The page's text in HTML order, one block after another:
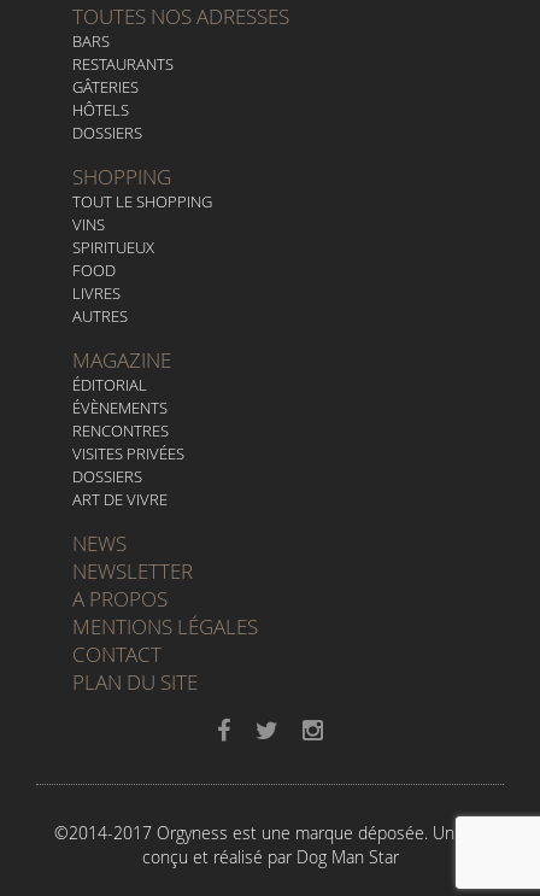
TOUTES NOS ADRESSES
BARS
RESTAURANTS
GÂTERIES
HÔTELS
DOSSIERS
SHOPPING
TOUT LE SHOPPING
VINS
SPIRITUEUX
FOOD
LIVRES
AUTRES
MAGAZINE
ÉDITORIAL
ÉVÈNEMENTS
RENCONTRES
VISITES PRIVÉES
DOSSIERS
ART DE VIVRE
NEWS
NEWSLETTER
A PROPOS
MENTIONS LÉGALES
CONTACT
PLAN DU SITE
©2014-2017 Orgyness est une marque déposée. Un site
conçu et réalisé par Dog Man Star